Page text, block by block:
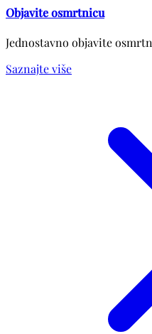
Objavite osmrtnicu
Jednostavno objavite
Saznajte više